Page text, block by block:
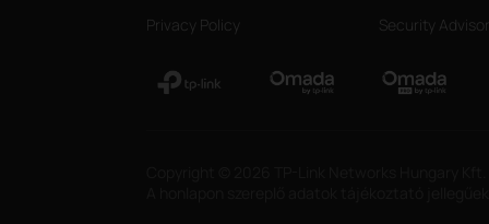
Privacy Policy
Security